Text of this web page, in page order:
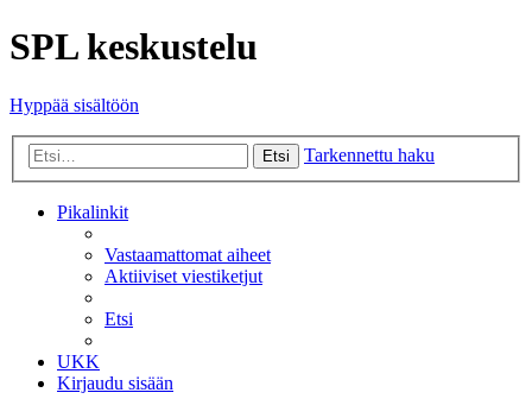
SPL keskustelu
Hyppää sisältöön
Etsi Tarkennettu haku
Pikalinkit
Vastaamattomat aiheet
Aktiiviset viestiketjut
Etsi
UKK
Kirjaudu sisään